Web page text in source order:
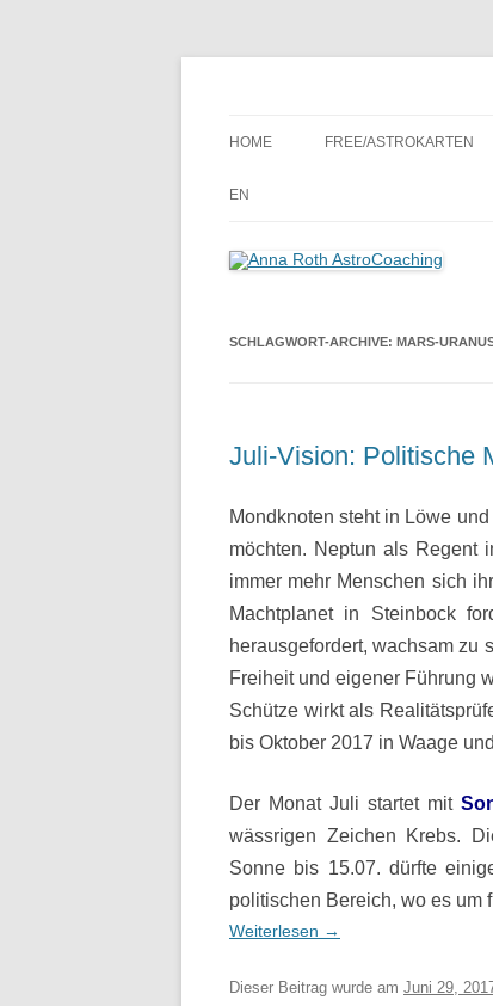
HOME FREE/ASTROKARTEN
EN
SCHLAGWORT-ARCHIVE: MARS-
Juli-Vision: Politische
Mondknoten steht in Löwe
möchten. Neptun als Regent
immer mehr Menschen sich
Machtplanet in Steinbock
herausgefordert, wachsam zu
Freiheit und eigener Führung
Schütze wirkt als
bis Oktober 2017 in Waage
Der Monat Juli startet mit
wässrigen Zeichen Krebs.
Sonne bis 15.07. dürfte
politischen Bereich, wo es um
Weiterlesen →
Dieser Beitrag wurde am Juni 29,